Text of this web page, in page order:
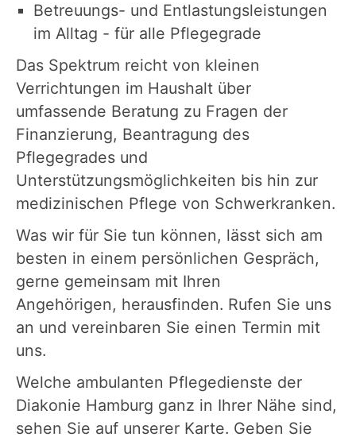
Betreuungs- und Entlastungsleistungen
im Alltag - für alle Pflegegrade
Das Spektrum reicht von kleinen
Verrichtungen im Haushalt über
umfassende Beratung zu Fragen der
Finanzierung, Beantragung des
Pflegegrades und
Unterstützungsmöglichkeiten bis hin zur
medizinischen Pflege von Schwerkranken.
Was wir für Sie tun können, lässt sich am
besten in einem persönlichen Gespräch,
gerne gemeinsam mit Ihren
Angehörigen, herausfinden. Rufen Sie uns
an und vereinbaren Sie einen Termin mit
uns.
Welche ambulanten Pflegedienste der
Diakonie Hamburg ganz in Ihrer Nähe sind,
sehen Sie auf unserer Karte. Geben Sie